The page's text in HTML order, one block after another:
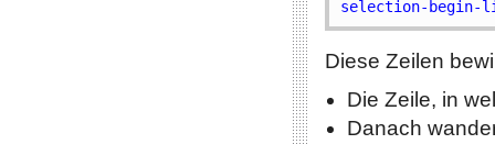
Diese Zeilen
Die Zeile, in
Danach